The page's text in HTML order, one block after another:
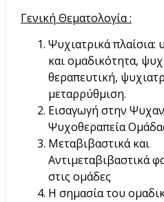
Γενική Θεματολογία :
Ψυχιατρικά πλαίσια:
και ομαδικότητα,
θεραπευτική,
μεταρρύθμιση.
Εισαγωγή στην
Ψυχοθεραπεία
Μεταβιβαστικά και
Αντιμεταβιβαστικά
στις ομάδες
Η σημασία του